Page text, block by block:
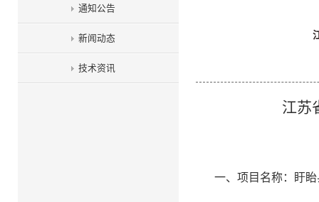
通知公告
新闻动态
技术资讯
江苏
一、项目名称： 盱